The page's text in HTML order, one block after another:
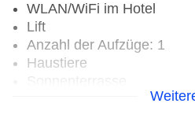
WLAN/WiFi im Hotel
Lift
Anzahl der Aufzüge: 1
Haustiere
Gesamtanzahl der